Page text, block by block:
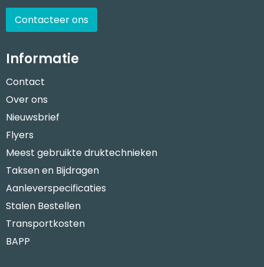
Contacteer ons
Informatie
Contact
Over ons
Nieuwsbrief
Flyers
Meest gebruikte druktechnieken
Taksen en Bijdragen
Aanleverspecificaties
Stalen Bestellen
Transportkosten
BAPP